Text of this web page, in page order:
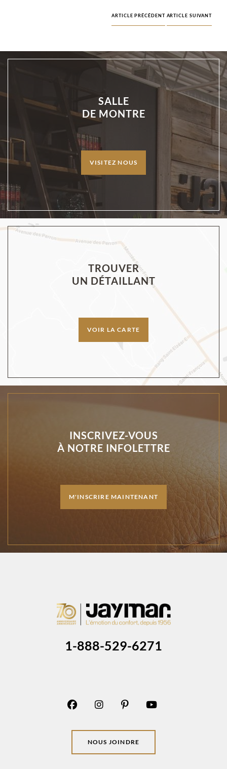
ARTICLE PRÉCÉDENT ARTICLE SUIVANT
SALLE
DE MONTRE
VISITEZ NOUS
TROUVER
UN DÉTAILLANT
VOIR LA CARTE
INSCRIVEZ-VOUS
À NOTRE INFOLETTRE
M'INSCRIRE MAINTENANT
1-888-529-6271
NOUS JOINDRE